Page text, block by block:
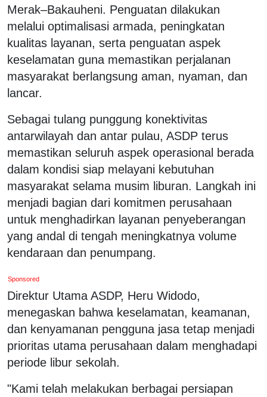
Merak–Bakauheni. Penguatan dilakukan
melalui optimalisasi armada, peningkatan
kualitas layanan, serta penguatan aspek
keselamatan guna memastikan perjalanan
masyarakat berlangsung aman, nyaman, dan
lancar.
Sebagai tulang punggung konektivitas
antarwilayah dan antar pulau, ASDP terus
memastikan seluruh aspek operasional berada
dalam kondisi siap melayani kebutuhan
masyarakat selama musim liburan. Langkah ini
menjadi bagian dari komitmen perusahaan
untuk menghadirkan layanan penyeberangan
yang andal di tengah meningkatnya volume
kendaraan dan penumpang.
Sponsored
Direktur Utama ASDP, Heru Widodo,
menegaskan bahwa keselamatan, keamanan,
dan kenyamanan pengguna jasa tetap menjadi
prioritas utama perusahaan dalam menghadapi
periode libur sekolah.
"Kami telah melakukan berbagai persiapan